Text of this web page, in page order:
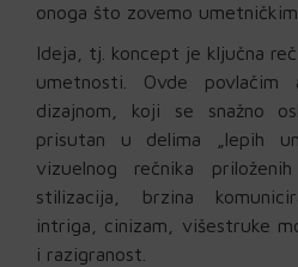
onoga što zovemo
Ideja, tj. koncept je ključna
umetnosti. Ovde povlačim
dizajnom, koji se snažno
prisutan u delima „lepih
vizuelnog rečnika
stilizacija, brzina
intriga, cinizam, višestruke
i razigranost.